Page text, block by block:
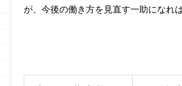
が、今後の働き方を見直す一助になれ